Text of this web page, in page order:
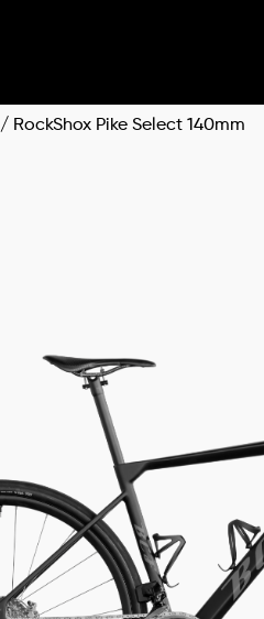
/ RockShox Pike Select 140mm